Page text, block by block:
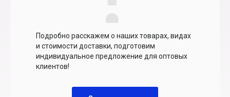
Подробно расскажем о наших товарах, видах
и стоимости доставки, подготовим
индивидуальное предложение для оптовых
клиентов!